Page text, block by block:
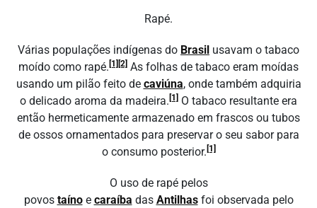
Rapé.
Várias populações indígenas do Brasil usavam o tabaco
moído como rapé. [1] [2] As folhas de tabaco eram moídas
usando um pilão feito de caviúna, onde também adquiria
o delicado aroma da madeira. [1] O tabaco resultante era
então hermeticamente armazenado em frascos ou tubos
de ossos ornamentados para preservar o seu sabor para
o consumo posterior. [1]
O uso de rapé pelos
povos taínoe caraíba das Antilhasfoi observada pelo